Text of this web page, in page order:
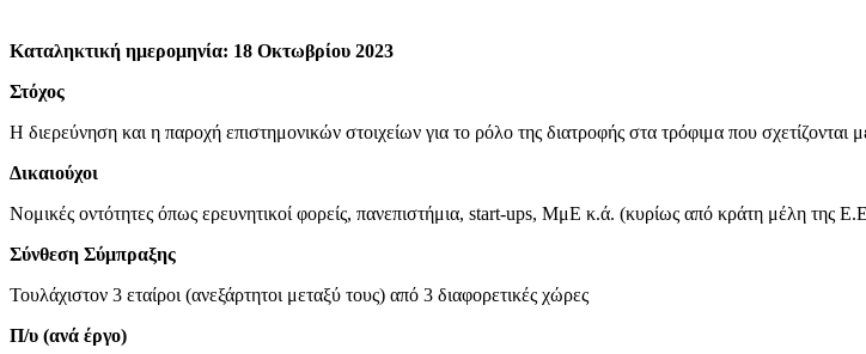
Καταληκτική ημερομηνία: 18 Οκτωβρίου 2023
Στόχος
Η διερεύνηση και η παροχή επιστημονικών στοιχείων για το ρόλο της διατροφής στα τρόφιμα που σχετίζονται
Δικαιούχοι
Νομικές οντότητες όπως ερευνητικοί φορείς, πανεπιστήμια, start-ups, ΜμΕ κ.ά. (κυρίως από κράτη μέλη της
Σύνθεση Σύμπραξης
Τουλάχιστον 3 εταίροι (ανεξάρτητοι μεταξύ τους) από 3 διαφορετικές χώρες
Π/υ (ανά έργο)